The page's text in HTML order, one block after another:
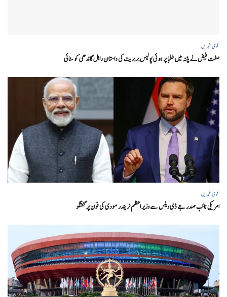
قومی خبریں
صفت فیض نے پٹنہ میں طلبا پر ہوئی پولیس بربریت کی داستان راہل گاندھی کو سنائی
قومی خبریں
امریکی نائب صدر جے ڈی وینس سے وزیر اعظم نریندر مودی کی فون پر گفتگو